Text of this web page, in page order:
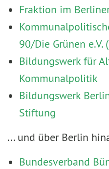
Fraktion im
90/Die Grünen e.V.
Bildungswerk für
Kommunalpolitik
Bildungswerk
Stiftung
... und über Berlin
Bundesverband